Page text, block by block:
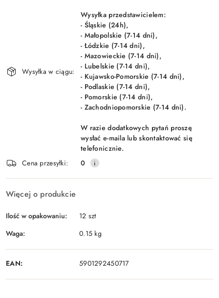
Wyślij
Wysyłka w ciągu:
Wysyłka przedstawicielem:
- Śląskie (24h),
- Małopolskie (7-14 dni),
- Łódzkie (7-14 dni),
- Mazowieckie (7-14 dni),
- Lubelskie (7-14 dni),
- Kujawsko-Pomorskie (7-14 dni),
- Podlaskie (7-14 dni),
- Pomorskie (7-14 dni),
- Zachodniopomorskie (7-14 dni).
W razie dodatkowych pytań proszę
wysłać e-maila lub skontaktować się
telefonicznie.
Cena przesyłki:
0
Więcej o produkcie
Ilość w opakowaniu:
12 szt
Waga:
0.15 kg
EAN: 5901292450717